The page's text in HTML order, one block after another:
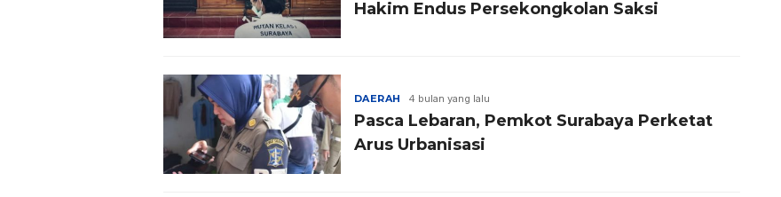
Hakim Endus Persekongkolan Saksi
DAERAH 4 bulan yang lalu
Pasca Lebaran, Pemkot Surabaya Perketat
Arus Urbanisasi